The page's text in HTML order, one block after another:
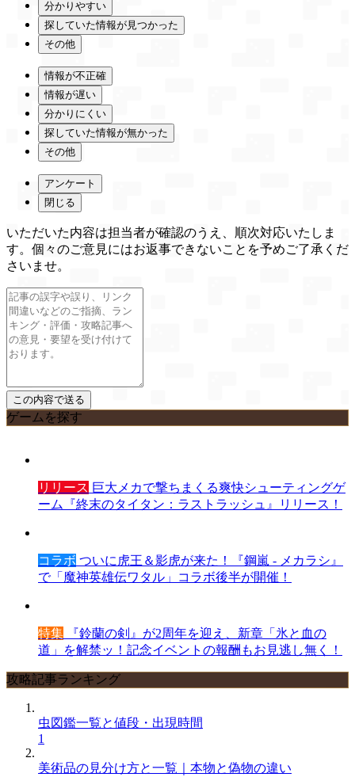
分かりやすい
探していた情報が見つかった
その他
情報が不正確
情報が遅い
分かりにくい
探していた情報が無かった
その他
アンケート
閉じる
いただいた内容は担当者が確認のうえ、順次対応いたしま
す。個々のご意見にはお返事できないことを予めご了承くだ
さいませ。
ゲームを探す
リリース 巨大メカで撃ちまくる爽快シューティングゲ
ーム『終末のタイタン：ラストラッシュ』リリース！
コラボ ついに虎王＆影虎が来た！『鋼嵐 - メカラシ』
で「魔神英雄伝ワタル」コラボ後半が開催！
特集 『鈴蘭の剣』が2周年を迎え、新章「氷と血の
道」を解禁ッ！記念イベントの報酬もお見逃し無く！
攻略記事ランキング
虫図鑑一覧と値段・出現時間
1
美術品の見分け方と一覧｜本物と偽物の違い